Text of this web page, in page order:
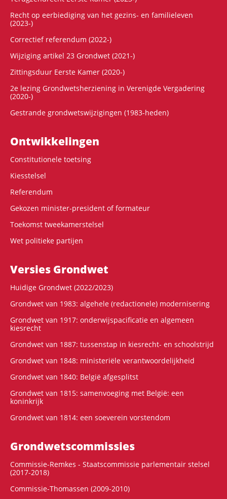
Recht op eerbiediging van het gezins- en familieleven
(2023-)
Correctief referendum (2022-)
Wijziging artikel 23 Grondwet (2021-)
Zittingsduur Eerste Kamer (2020-)
2e lezing Grondwetsherziening in Verenigde Vergadering
(2020-)
Gestrande grondwetswijzigingen (1983-heden)
Ontwikke­lingen
Constitutionele toetsing
Kiesstelsel
Referendum
Gekozen minister-president of formateur
Toekomst tweekamerstelsel
Wet politieke partijen
Versies Grondwet
Huidige Grondwet (2022/2023)
Grondwet van 1983: algehele (redactionele) modernisering
Grondwet van 1917: onderwijspacificatie en algemeen
kiesrecht
Grondwet van 1887: tussenstap in kiesrecht- en schoolstrijd
Grondwet van 1848: ministeriële verantwoordelijkheid
Grondwet van 1840: België afgesplitst
Grondwet van 1815: samenvoeging met België: een
koninkrijk
Grondwet van 1814: een soeverein vorstendom
Grondwets­commissies
Commissie-Remkes - Staatscommissie parlementair stelsel
(2017-2018)
Commissie-Thomassen (2009-2010)